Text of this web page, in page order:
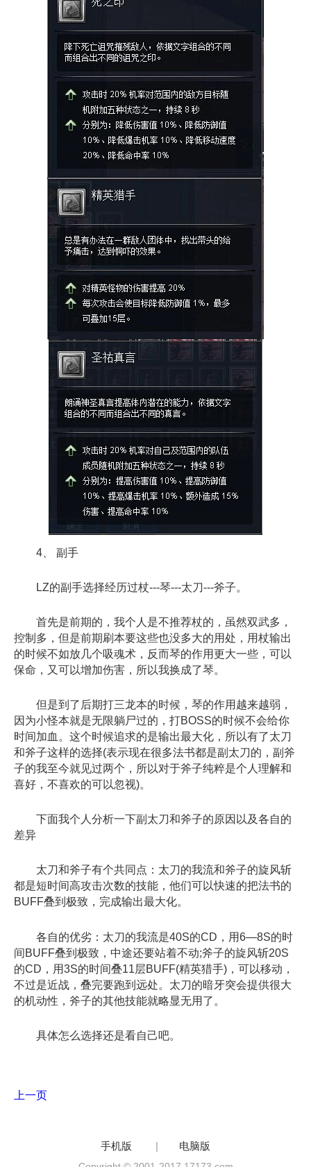
4、 副手
LZ的副手选择经历过杖---琴---太刀---斧子。
首先是前期的，我个人是不推荐杖的，虽然双武多，
控制多，但是前期刷本要这些也没多大的用处，用杖输出
的时候不如放几个吸魂术，反而琴的作用更大一些，可以
保命，又可以增加伤害，所以我换成了琴。
但是到了后期打三龙本的时候，琴的作用越来越弱，
因为小怪本就是无限躺尸过的，打BOSS的时候不会给你
时间加血。这个时候追求的是输出最大化，所以有了太刀
和斧子这样的选择(表示现在很多法书都是副太刀的，副斧
子的我至今就见过两个，所以对于斧子纯粹是个人理解和
喜好，不喜欢的可以忽视)。
下面我个人分析一下副太刀和斧子的原因以及各自的
差异
太刀和斧子有个共同点：太刀的我流和斧子的旋风斩
都是短时间高攻击次数的技能，他们可以快速的把法书的
BUFF叠到极致，完成输出最大化。
各自的优劣：太刀的我流是40S的CD，用6—8S的时
间BUFF叠到极致，中途还要站着不动;斧子的旋风斩20S
的CD，用3S的时间叠11层BUFF(精英猎手)，可以移动，
不过是近战，叠完要跑到远处。太刀的暗牙突会提供很大
的机动性，斧子的其他技能就略显无用了。
具体怎么选择还是看自己吧。
上一页
手机版 | 电脑版